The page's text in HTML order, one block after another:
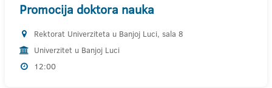
Promocija doktora nauka
Rektorat Univerziteta u Banjoj Luci, sala 8
Univerzitet u Banjoj Luci
12:00